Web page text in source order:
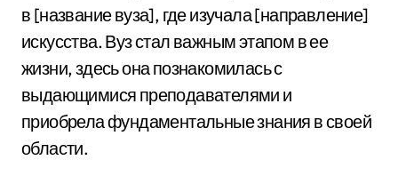
в [название вуза], где изучала [направление]
искусства. Вуз стал важным этапом в ее
жизни, здесь она познакомилась с
выдающимися преподавателями и
приобрела фундаментальные знания в своей
области.